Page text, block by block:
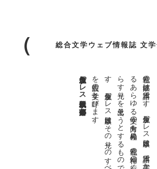
総合文学ウェブ情報誌 文学
私達の
故郷は
日本語で
す
。
金魚屋プ
レ
ス
日本版は
、
日本語で
書か
れ
る
あ
ら
ゆ
る
文学の
方向を
見極め
、
私達の
精神の
行く
末を
照
ら
す
光り
を
見出そ
う
と
す
る
も
の
で
す
。
金魚屋プ
レ
ス
日本版は
そ
の
光り
の
す
べ
て
を
広義の
文学と
呼び
ま
す
。
金魚屋プレス日本版代表 齋藤都